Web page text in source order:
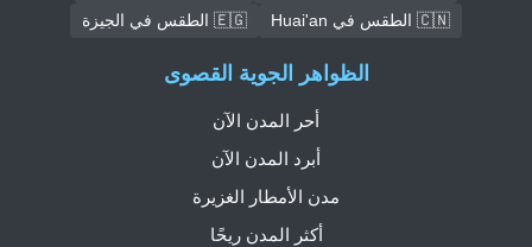
🇨🇳 الطقس في Huai'an
🇪🇬 الطقس في الجيزة
الظواهر الجوية القصوى
أحر المدن الآن
أبرد المدن الآن
مدن الأمطار الغزيرة
أكثر المدن ريحًا